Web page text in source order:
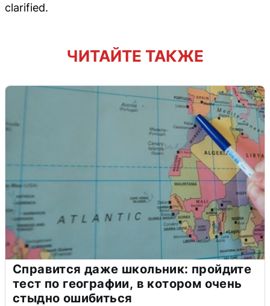
clarified.
ЧИТАЙТЕ ТАКЖЕ
Справится даже школьник: пройдите
тест по географии, в котором очень
стыдно ошибиться